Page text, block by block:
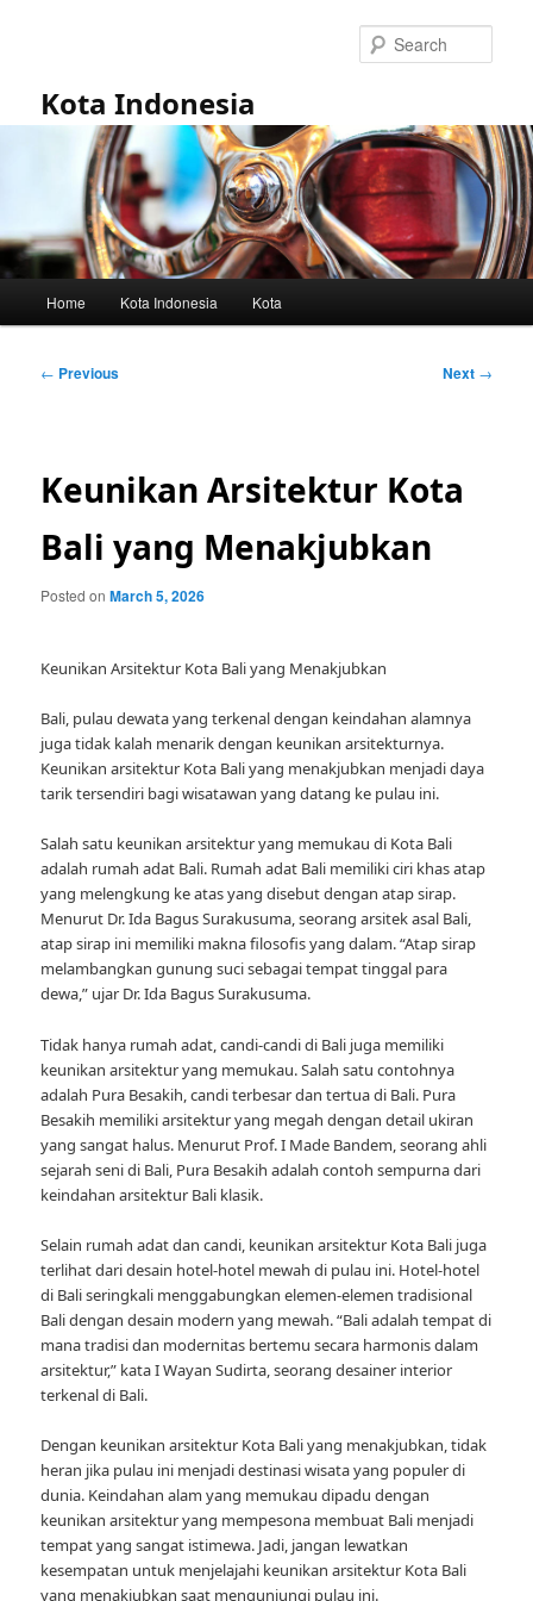
Kota Indonesia
Home Kota Indonesia Kota
Post
← Previous Next →
Keunikan Arsitektur Kota
Bali yang Menakjubkan
Posted onMarch 5, 2026
Keunikan Arsitektur Kota Bali yang Menakjubkan
Bali, pulau dewata yang terkenal dengan keindahan alamnya
juga tidak kalah menarik dengan keunikan arsitekturnya.
Keunikan arsitektur Kota Bali yang menakjubkan menjadi daya
tarik tersendiri bagi wisatawan yang datang ke pulau ini.
Salah satu keunikan arsitektur yang memukau di Kota Bali
adalah rumah adat Bali. Rumah adat Bali memiliki ciri khas atap
yang melengkung ke atas yang disebut dengan atap sirap.
Menurut Dr. Ida Bagus Surakusuma, seorang arsitek asal Bali,
atap sirap ini memiliki makna filosofis yang dalam. “Atap sirap
melambangkan gunung suci sebagai tempat tinggal para
dewa,” ujar Dr. Ida Bagus Surakusuma.
Tidak hanya rumah adat, candi-candi di Bali juga memiliki
keunikan arsitektur yang memukau. Salah satu contohnya
adalah Pura Besakih, candi terbesar dan tertua di Bali. Pura
Besakih memiliki arsitektur yang megah dengan detail ukiran
yang sangat halus. Menurut Prof. I Made Bandem, seorang ahli
sejarah seni di Bali, Pura Besakih adalah contoh sempurna dari
keindahan arsitektur Bali klasik.
Selain rumah adat dan candi, keunikan arsitektur Kota Bali juga
terlihat dari desain hotel-hotel mewah di pulau ini. Hotel-hotel
di Bali seringkali menggabungkan elemen-elemen tradisional
Bali dengan desain modern yang mewah. “Bali adalah tempat di
mana tradisi dan modernitas bertemu secara harmonis dalam
arsitektur,” kata I Wayan Sudirta, seorang desainer interior
terkenal di Bali.
Dengan keunikan arsitektur Kota Bali yang menakjubkan, tidak
heran jika pulau ini menjadi destinasi wisata yang populer di
dunia. Keindahan alam yang memukau dipadu dengan
keunikan arsitektur yang mempesona membuat Bali menjadi
tempat yang sangat istimewa. Jadi, jangan lewatkan
kesempatan untuk menjelajahi keunikan arsitektur Kota Bali
yang menakjubkan saat mengunjungi pulau ini.